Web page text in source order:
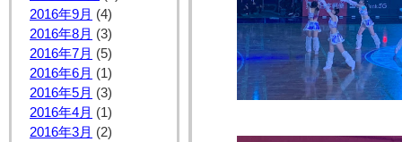
2016年9月 (4)
2016年8月 (3)
2016年7月 (5)
2016年6月 (1)
2016年5月 (3)
2016年4月 (1)
2016年3月 (2)